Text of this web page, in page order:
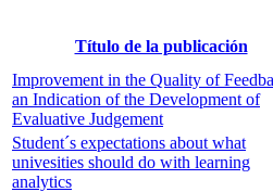
Título de la publicación
Improvement in the Quality of
an Indication of the Development of
Evaluative Judgement
Student´s expectations about what
univesities should do with learning
analytics